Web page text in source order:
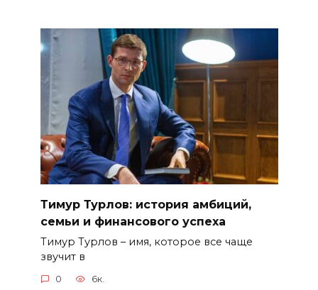
Тимур Турлов: история амбиций,
семьи и финансового успеха
Тимур Турлов – имя, которое все чаще
звучит в
0 6к.